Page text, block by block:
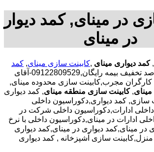
در مینای, کمد دیوار
در مینای
,کمد دیواری مینای ,کابینت سازی مینای, کمد
30 در صد تخفیف بیمه رایگان,09122809529-آقای
مجرب,کابینت سازی محدوده مینای,
, کابینت سازی منطقه مینای, کمد دیواری
سازی, کمد دیواری,دکوراسیون داخلی
ادارات,دکوراسیون داخلی شرکت در
ادارات در مینای,دکوراسیون داخلی با نرخ
در مینای,کمد دیواری در مینای,کمد دیواری
سازی آشپزخانه , کمد دیواری